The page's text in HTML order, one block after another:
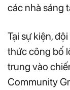
các nhà sáng
Tại sự kiện,
thức công bố
trung vào
Community